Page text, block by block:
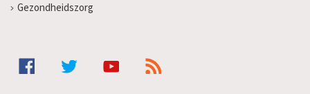
Gezondheidszorg